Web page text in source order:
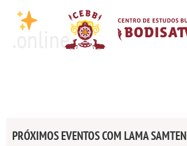
.online
PRÓXIMOS EVENTOS COM LAMA SAMTEN